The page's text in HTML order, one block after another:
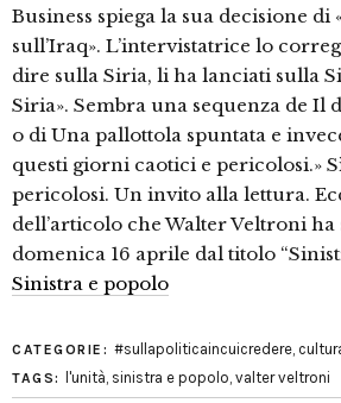
Business spiega la sua decisione
sull’Iraq». L’intervistatrice lo
dire sulla Siria, li ha lanciati sulla
Siria». Sembra una sequenza de Il
o di Una pallottola spuntata e
questi giorni caotici e pericolosi.»
pericolosi. Un invito alla lettura.
dell’articolo che Walter Veltroni ha
domenica 16 aprile dal titolo
Sinistra e popolo
CATEGORIE: #sullapoliticaincuicredere,
TAGS: l'unità, sinistra e popolo, valter veltroni